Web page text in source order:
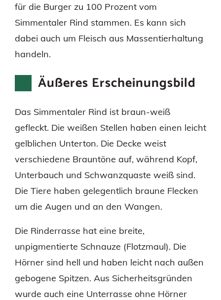
für die Burger zu 100 Prozent vom
Simmentaler Rind stammen. Es kann sich
dabei auch um Fleisch aus Massentierhaltung
handeln.
Äußeres Erscheinungsbild
Das Simmentaler Rind ist braun-weiß
gefleckt. Die weißen Stellen haben einen leicht
gelblichen Unterton. Die Decke weist
verschiedene Brauntöne auf, während Kopf,
Unterbauch und Schwanzquaste weiß sind.
Die Tiere haben gelegentlich braune Flecken
um die Augen und an den Wangen.
Die Rinderrasse hat eine breite,
unpigmentierte Schnauze (Flotzmaul). Die
Hörner sind hell und haben leicht nach außen
gebogene Spitzen. Aus Sicherheitsgründen
wurde auch eine Unterrasse ohne Hörner